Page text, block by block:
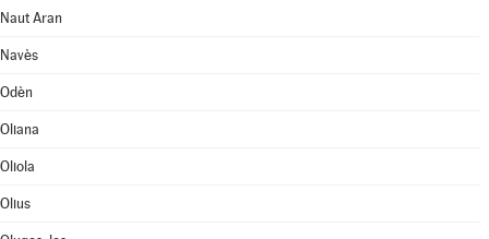
Naut Aran
Navès
Odèn
Oliana
Oliola
Olius